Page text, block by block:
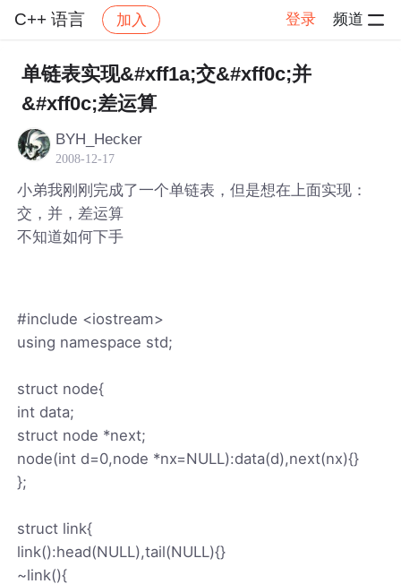
C++ 语言 加入 登录 频道
社区 C++ 语言 帖子详情
单链表实现&#xff1a;交&#xff0c;并
&#xff0c;差运算
BYH_Hecker
2008-12-17
小弟我刚刚完成了一个单链表，但是想在上面实现：
交，并，差运算
不知道如何下手
#include <iostream>
using namespace std;
struct node{
int data;
struct node *next;
node(int d=0,node *nx=NULL):data(d),next(nx){}
};
struct link{
link():head(NULL),tail(NULL){}
~link(){